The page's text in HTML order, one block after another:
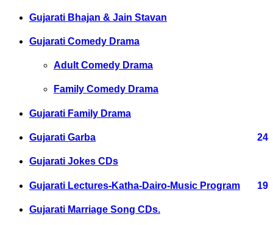
Gujarati Bhajan & Jain Stavan
Gujarati Comedy Drama
Adult Comedy Drama
Family Comedy Drama
Gujarati Family Drama
Gujarati Garba 24
Gujarati Jokes CDs
Gujarati Lectures-Katha-Dairo-Music Program 19
Gujarati Marriage Song CDs.